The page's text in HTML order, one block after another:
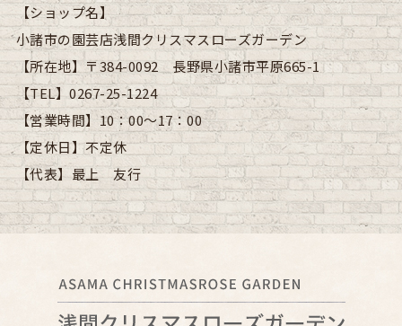
【ショップ名】
小諸市の園芸店浅間クリスマスローズガーデン
【所在地】 〒384-0092 長野県小諸市平原665-1
【TEL】0267-25-1224
【営業時間】10：00～17：00
【定休日】不定休
【代表】 最上 友行